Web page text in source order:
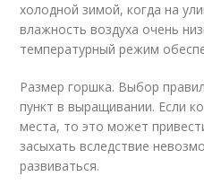
холодной зимой, когда на
влажность воздуха очень
температурный режим
Размер горшка. Выбор
пункт в выращивании. Если
места, то это может
засыхать вследствие
развиваться.